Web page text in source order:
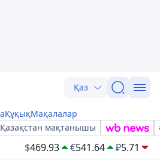
Қаз
ҚұқықМақалалар
мақтанышы
$469.93 €541.64 ₽5.71